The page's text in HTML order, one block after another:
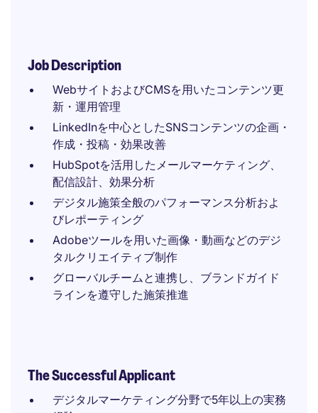
Job Description
WebサイトおよびCMSを用いたコンテンツ更
新・運用管理
LinkedInを中心としたSNSコンテンツの企画・
作成・投稿・効果改善
HubSpotを活用したメールマーケティング、
配信設計、効果分析
デジタル施策全般のパフォーマンス分析およ
びレポーティング
Adobeツールを用いた画像・動画などのデジ
タルクリエイティブ制作
グローバルチームと連携し、ブランドガイド
ラインを遵守した施策推進
The Successful Applicant
デジタルマーケティング分野で5年以上の実務